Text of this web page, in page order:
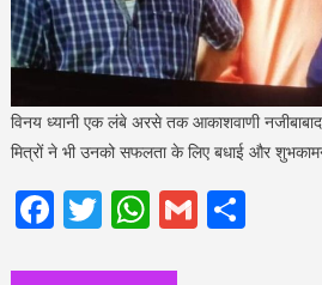
विनय ध्यानी एक लंबे अरसे तक आकाशवाणी
मित्रों ने भी उनको सफलता के लिए बधाई और
Facebook
Twitter
WhatsApp
Gmail